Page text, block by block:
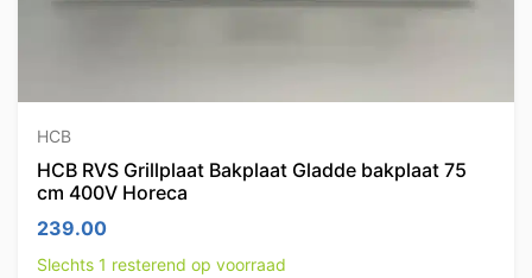
HCB
HCB RVS Grillplaat Bakplaat Gladde bakplaat 75
cm 400V Horeca
239.00
Slechts 1 resterend op voorraad